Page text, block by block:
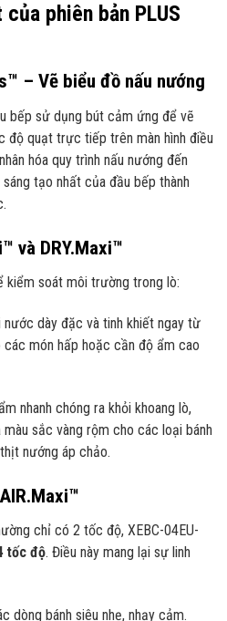
phiên bản PLUS
– Vẽ biểu đồ nấu nướng
bếp sử dụng bút cảm ứng để vẽ
độ quạt trực tiếp trên màn hình điều
hóa quy trình nấu nướng đến
tạo nhất của đầu bếp thành
và DRY.Maxi™
kiểm soát môi trường trong lò:
dày đặc và tinh khiết ngay từ
món hấp hoặc cần độ ẩm cao
nhanh chóng ra khỏi khoang lò,
sắc vàng rộm cho các loại bánh
nướng áp chảo.
chỉ có 2 tốc độ, XEBC-04EU-
tốc độ. Điều này mang lại sự linh
dòng bánh siêu nhẹ, nhạy cảm.